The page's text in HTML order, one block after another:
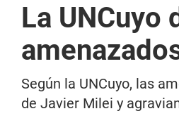
La
Según la UNCuyo, las
de Javier Milei y